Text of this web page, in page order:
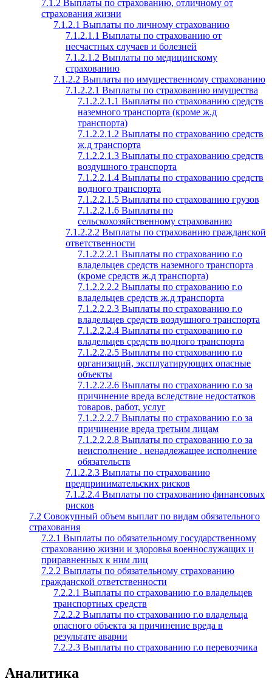
7.1.2 Выплаты по страхованию, отличному от
страхования жизни
7.1.2.1 Выплаты по личному страхованию
7.1.2.1.1 Выплаты по страхованию от
несчастных случаев и болезней
7.1.2.1.2 Выплаты по медицинскому
страхованию
7.1.2.2 Выплаты по имущественному страхованию
7.1.2.2.1 Выплаты по страхованию имущества
7.1.2.2.1.1 Выплаты по страхованию средств
наземного транспорта (кроме ж.д
транспорта)
7.1.2.2.1.2 Выплаты по страхованию средств
ж.д транспорта
7.1.2.2.1.3 Выплаты по страхованию средств
воздушного транспорта
7.1.2.2.1.4 Выплаты по страхованию средств
водного транспорта
7.1.2.2.1.5 Выплаты по страхованию грузов
7.1.2.2.1.6 Выплаты по
сельскохозяйственному страхованию
7.1.2.2.2 Выплаты по страхованию гражданской
ответственности
7.1.2.2.2.1 Выплаты по страхованию г.о
владельцев средств наземного транспорта
(кроме средств ж.д транспорта)
7.1.2.2.2.2 Выплаты по страхованию г.о
владельцев средств ж.д транспорта
7.1.2.2.2.3 Выплаты по страхованию г.о
владельцев средств воздушного транспорта
7.1.2.2.2.4 Выплаты по страхованию г.о
владельцев средств водного транспорта
7.1.2.2.2.5 Выплаты по страхованию г.о
организаций, эксплуатирующих опасные
объекты
7.1.2.2.2.6 Выплаты по страхованию г.о за
причинение вреда вследствие недостатков
товаров, работ, услуг
7.1.2.2.2.7 Выплаты по страхованию г.о за
причинение вреда третьим лицам
7.1.2.2.2.8 Выплаты по страхованию г.о за
неисполнение . ненадлежащее исполнение
обязательств
7.1.2.2.3 Выплаты по страхованию
предпринимательских рисков
7.1.2.2.4 Выплаты по страхованию финансовых
рисков
7.2 Совокупный объем выплат по видам обязательного
страхования
7.2.1 Выплаты по обязательному государственному
страхованию жизни и здоровья военнослужащих и
приравненных к ним лиц
7.2.2 Выплаты по обязательному страхованию
гражданской ответственности
7.2.2.1 Выплаты по страхованию г.о владельцев
транспортных средств
7.2.2.2 Выплаты по страхованию г.о владельца
опасного объекта за причинение вреда в
результате аварии
7.2.2.3 Выплаты по страхованию г.о перевозчика
Аналитика